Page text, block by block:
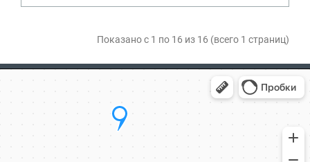
Показано с 1 по 16 из 16 (всего 1 страниц)